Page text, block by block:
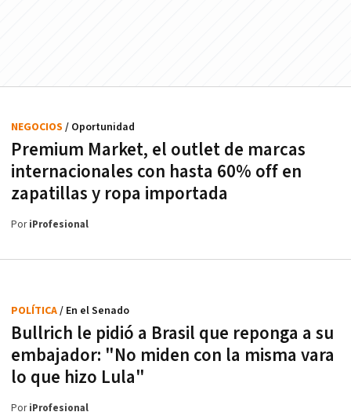
Premium Market, el outlet de marcas
internacionales con hasta 60% off en
zapatillas y ropa importada
NEGOCIOS / Oportunidad
PoriProfesional
Bullrich le pidió a Brasil que reponga a su
embajador: "No miden con la misma vara
lo que hizo Lula"
POLÍTICA/ En el Senado
PoriProfesional